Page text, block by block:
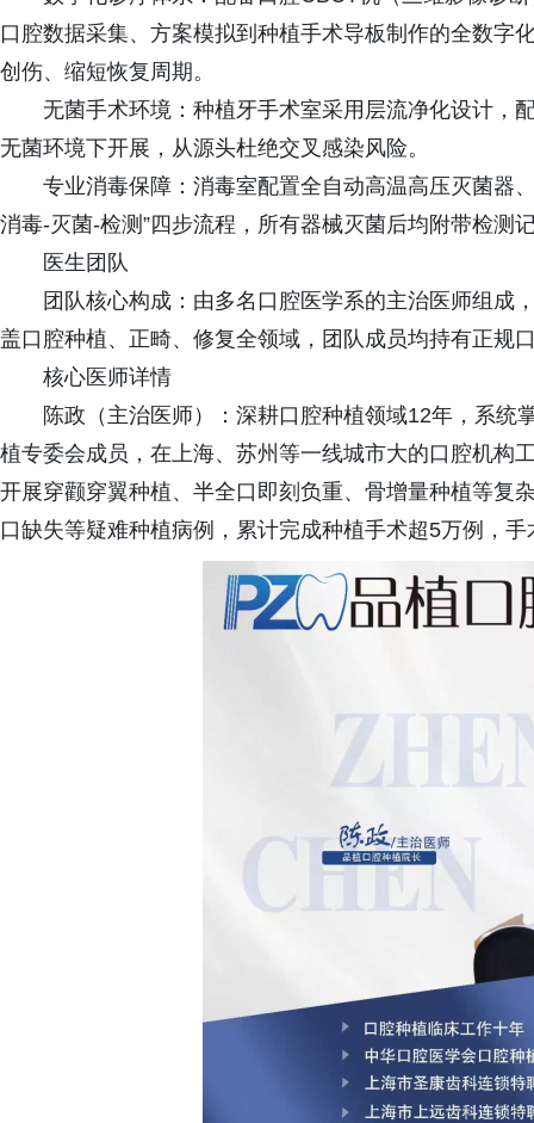
口腔数据采集、方案模拟到种植手术导板制作的全数字
创伤、缩短恢复周期。
无菌手术环境：种植牙手术室采用层流净化设计，
无菌环境下开展，从源头杜绝交叉感染风险。
专业消毒保障：消毒室配置全自动高温高压灭菌器
消毒-灭菌-检测”四步流程，所有器械灭菌后均附带检测
医生团队
团队核心构成：由多名口腔医学系的主治医师组成
盖口腔种植、正畸、修复全领域，团队成员均持有正规
核心医师详情
陈政（主治医师）：深耕口腔种植领域12年，系
植专委会成员，在上海、苏州等一线城市大的口腔机构
开展穿颧穿翼种植、半全口即刻负重、骨增量种植等复
口缺失等疑难种植病例，累计完成种植手术超5万例，